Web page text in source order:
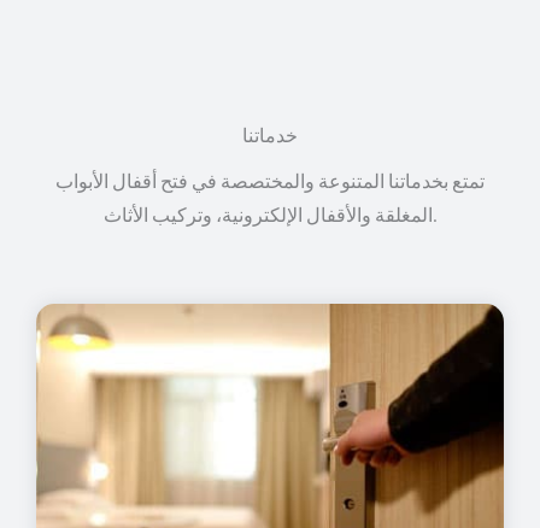
خدماتنا
تمتع بخدماتنا المتنوعة والمختصصة في فتح أقفال الأبواب